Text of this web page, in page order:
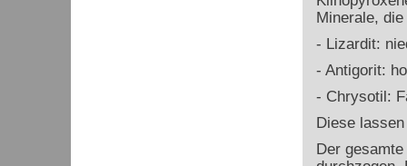
Minerale,
- Lizardit:
- Antigorit:
- Chrysotil:
Diese
Der